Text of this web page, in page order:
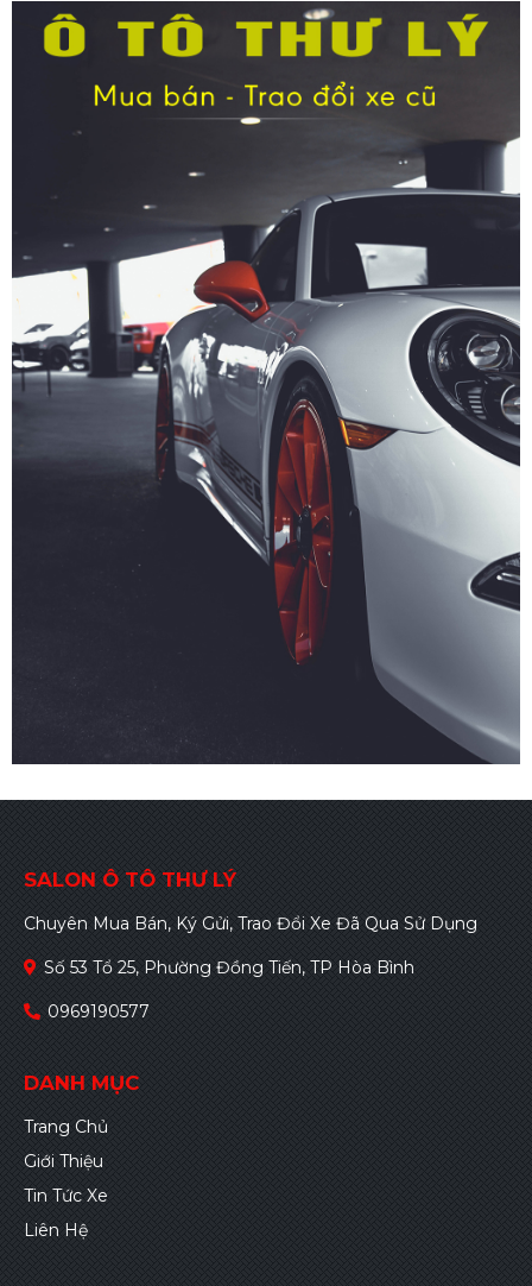
SALON Ô TÔ THƯ LÝ
Chuyên Mua Bán, Ký Gửi, Trao Đổi Xe Đã Qua Sử Dụng
Số 53 Tổ 25, Phường Đồng Tiến, TP Hòa Bình
0969190577
DANH MỤC
Trang Chủ
Giới Thiệu
Tin Tức Xe
Liên Hệ